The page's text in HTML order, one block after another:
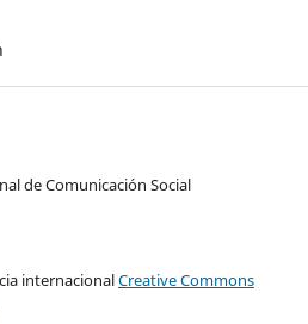
de Comunicación Social
internacionalCreative Commons